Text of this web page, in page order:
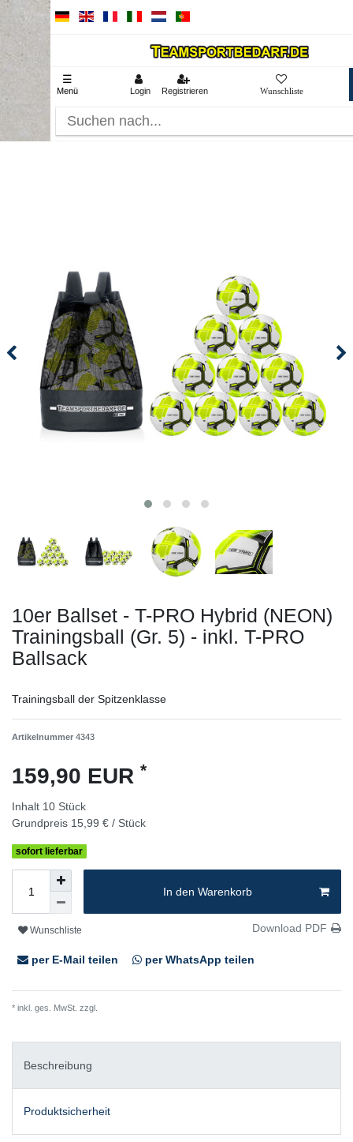
☰
Menü Login Registrieren
10er Ballset - T-PRO Hybrid (NEON)
Trainingsball (Gr. 5) - inkl. T-PRO
Ballsack
Trainingsball der Spitzenklasse
Artikelnummer 4343
159,90 EUR *
Inhalt 10 Stück
Grundpreis 15,99 € / Stück
sofort lieferbar
In den Warenkorb
Wunschliste Download PDF
per E-Mail teilen per WhatsApp teilen
* inkl. ges. MwSt. zzgl.
Beschreibung
Produktsicherheit